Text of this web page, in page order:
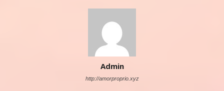
Admin
http://amorproprio.xyz